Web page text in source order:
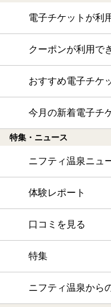
電子チケットが利
クーポンが利用で
おすすめ電子チケ
今月の新着電子チ
特集・ニュース
ニフティ温泉ニュ
体験レポート
口コミを見る
特集
ニフティ温泉から